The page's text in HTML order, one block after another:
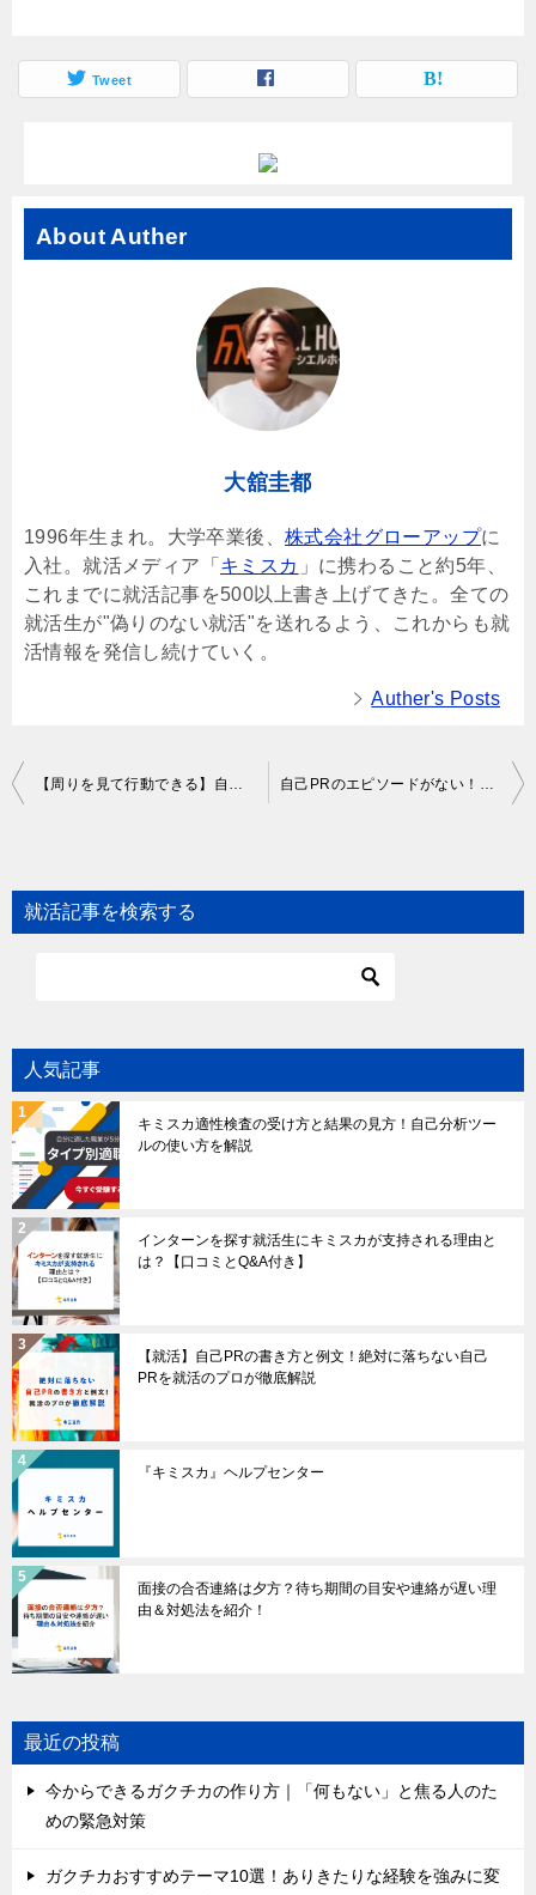
Tweet
About Auther
大舘圭都
1996年生まれ。大学卒業後、 株式会社グローアップに
入社。就活メディア「 キミスカ 」に携わること約5年、
これまでに就活記事を500以上書き上げてきた。全ての
就活生が"偽りのない就活"を送れるよう、これからも就
活情報を発信し続けていく。
Auther's Posts
Post
就活記事を検索する
人気記事
キミスカ適性検査の受け方と結果の見方！自己分析ツー
ルの使い方を解説
インターンを探す就活生にキミスカが支持される理由と
は？【口コミとQ&A付き】
【就活】自己PRの書き方と例文！絶対に落ちない自己
PRを就活のプロが徹底解説
『キミスカ』ヘルプセンター
面接の合否連絡は夕方？待ち期間の目安や連絡が遅い理
由＆対処法を紹介！
最近の投稿
今からできるガクチカの作り方｜「何もない」と焦る人のた
めの緊急対策
ガクチカおすすめテーマ10選！ありきたりな経験を強みに変